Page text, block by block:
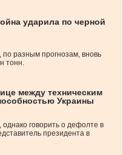
ударила по черной
по разным прогнозам, вновь
тонн.
между техническим
Украины
однако говорить о дефолте в
президента в